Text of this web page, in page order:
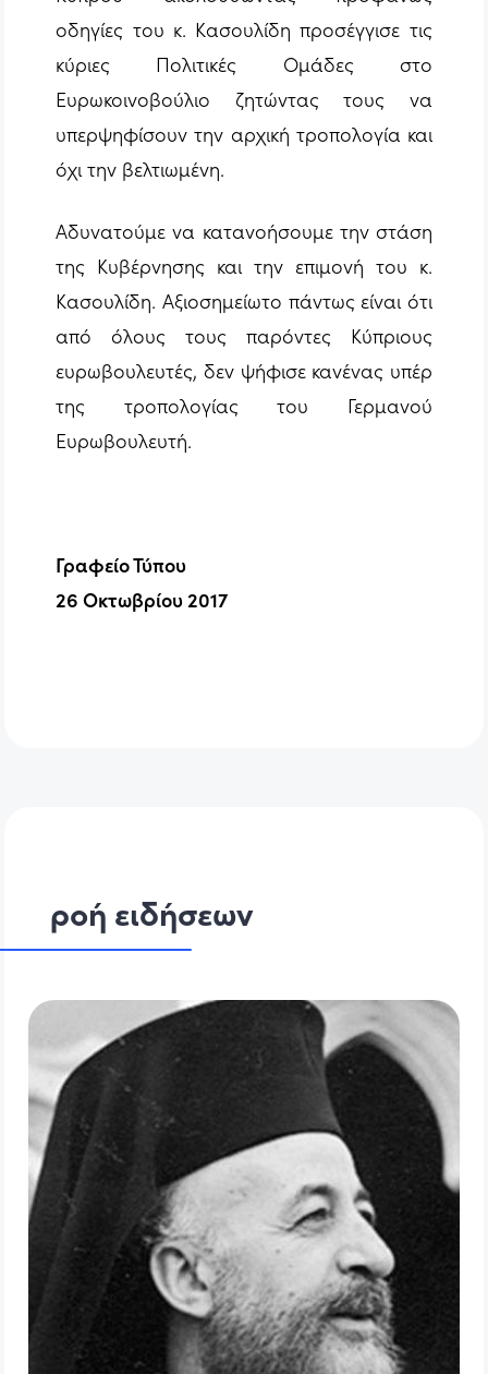
οδηγίες του κ. Κασουλίδη προσέγγισε τις
κύριες Πολιτικές Ομάδες στο
Ευρωκοινοβούλιο ζητώντας τους να
υπερψηφίσουν την αρχική τροπολογία και
όχι την βελτιωμένη.
Αδυνατούμε να κατανοήσουμε την στάση
της Κυβέρνησης και την επιμονή του κ.
Κασουλίδη. Αξιοσημείωτο πάντως είναι ότι
από όλους τους παρόντες Κύπριους
ευρωβουλευτές, δεν ψήφισε κανένας υπέρ
της τροπολογίας του Γερμανού
Ευρωβουλευτή.
Γραφείο Τύπου
26 Οκτωβρίου 2017
ροή ειδήσεων